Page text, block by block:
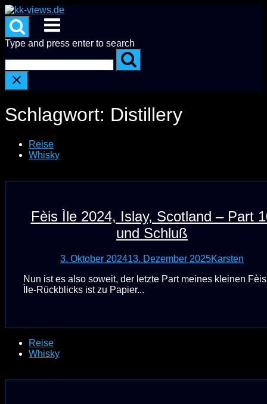
Skip
to
content
Menu
Type and press enter to search
Schlagwort: Distillery
Reise
Whisky
Fèis Ìle 2024, Islay, Scotland – Part
und Schluß
3. Oktober 202413. Dezember 2025Karsten
Nun ist es also soweit, der letzte Part meines kleinen Fèis
Ìle-Rückblicks ist zu Papier...
Reise
Whisky